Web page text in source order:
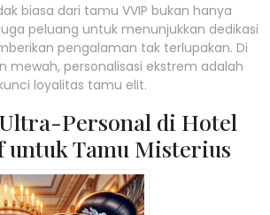
biasa dari tamu VVIP bukan hanya
peluang untuk menunjukkan dedikasi
pengalaman tak terlupakan. Di
mewah, personalisasi ekstrem adalah
loyalitas tamu elit.
Personal di Hotel
untuk Tamu Misterius